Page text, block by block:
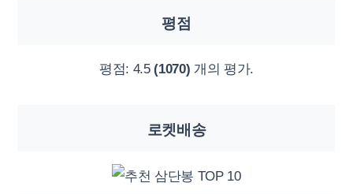
평점
평점: 4.5 (1070) 개의 평가.
로켓배송